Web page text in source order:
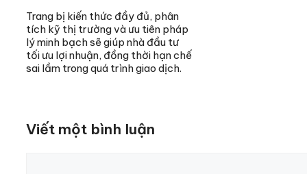
Trang bị kiến thức đầy đủ, phân
tích kỹ thị trường và ưu tiên pháp
lý minh bạch sẽ giúp nhà đầu tư
tối ưu lợi nhuận, đồng thời hạn chế
sai lầm trong quá trình giao dịch.
Viết một bình luận